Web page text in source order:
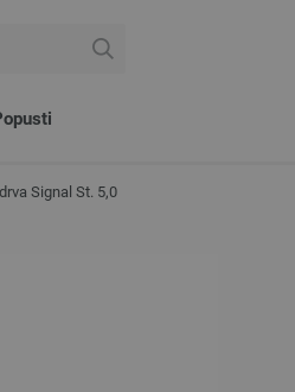
Signal St. 5,0